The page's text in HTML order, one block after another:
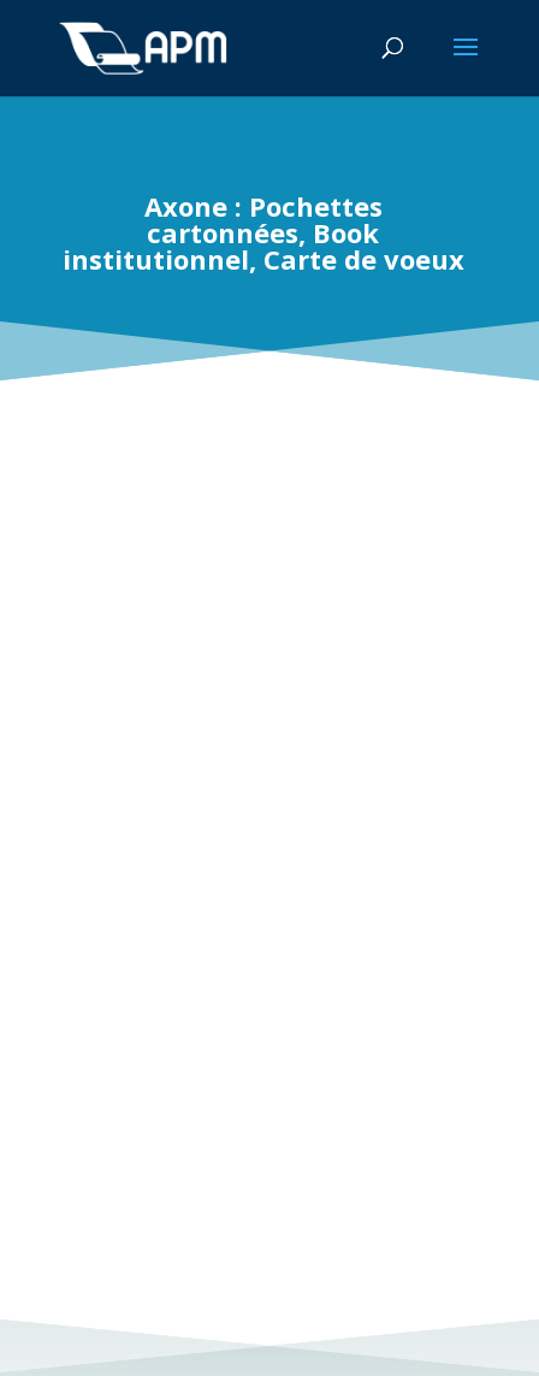
Axone : Pochettes
cartonnées, Book
institutionnel, Carte de voeux